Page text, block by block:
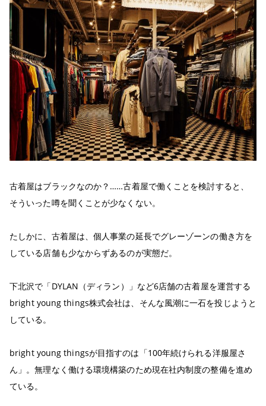
古着屋はブラックなのか？……古着屋で働くことを検討すると、
そういった噂を聞くことが少なくない。
たしかに、古着屋は、個人事業の延長でグレーゾーンの働き方を
している店舗も少なからずあるのが実態だ。
下北沢で「DYLAN（ディラン）」など6店舗の古着屋を運営する
bright young things株式会社は、そんな風潮に一石を投じようと
している。
bright young thingsが目指すのは「100年続けられる洋服屋さ
ん」。無理なく働ける環境構築のため現在社内制度の整備を進め
ている。